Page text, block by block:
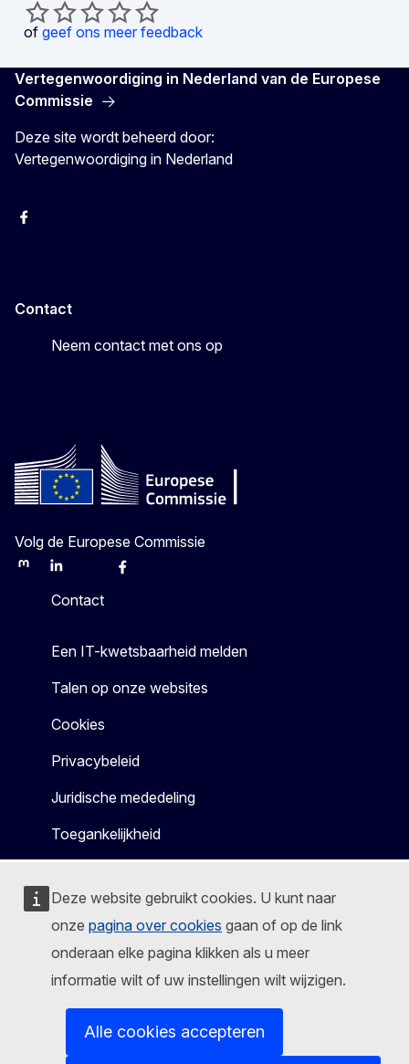
Deze website gebruikt cookies. U kunt naar
onze pagina over cookies gaan of op de link
onderaan elke pagina klikken als u meer
informatie wilt of uw instellingen wilt wijzigen.
Alle cookies accepteren
of geef ons meer feedback
Vertegenwoordiging in Nederland van de Europese
Commissie
Deze site wordt beheerd door:
Vertegenwoordiging in Nederland
Facebook
Contact
Neem contact met ons op
Volg de Europese Commissie
MastodonLinkedInBlueskyFacebook
Contact
Een IT-kwetsbaarheid melden
Talen op onze websites
Cookies
Privacybeleid
Juridische mededeling
Toegankelijkheid